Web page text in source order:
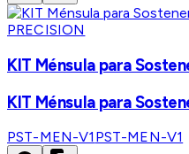
PRECISION
KIT Ménsula para
KIT Ménsula para
PST-MEN-V1 PST-MEN-V1